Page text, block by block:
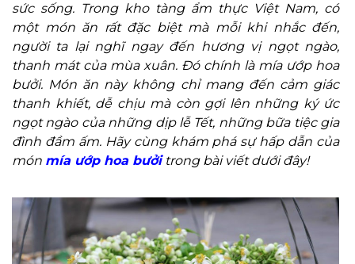
sức sống. Trong kho tàng ẩm thực Việt Nam, có
một món ăn rất đặc biệt mà mỗi khi nhắc đến,
người ta lại nghĩ ngay đến hương vị ngọt ngào,
thanh mát của mùa xuân. Đó chính là mía ướp hoa
bưởi. Món ăn này không chỉ mang đến cảm giác
thanh khiết, dễ chịu mà còn gợi lên những ký ức
ngọt ngào của những dịp lễ Tết, những bữa tiệc gia
đình đầm ấm. Hãy cùng khám phá sự hấp dẫn của
món mía ướp hoa bưởitrong bài viết dưới đây!